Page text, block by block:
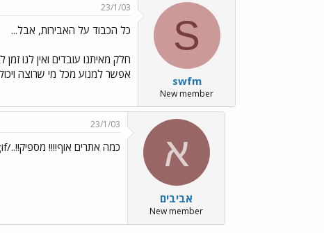
S
swfm
New member
23/1/03
כל הכבוד על האבירות, אבל...
חלק מאיתנו עובדים ואין לנו
אפשר למנוע מכל מי שרוצה
א
אביבים
New member
23/1/03
כמה אתרים אוף!!!! מספיק!!../images/Emo140.gif